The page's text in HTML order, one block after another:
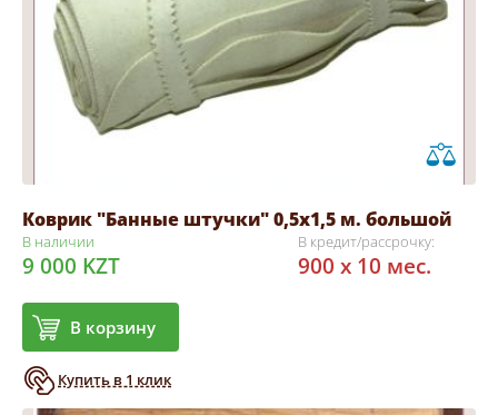
Коврик "Банные штучки" 0,5х1,5 м. большой
В наличии
9 000 KZT
В корзину
Купить в 1 клик
В кредит/рассрочку:
900 x 10 мес.